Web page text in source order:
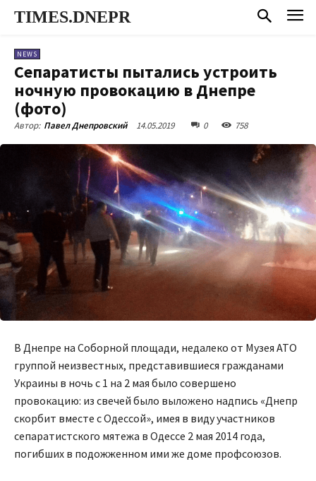
TIMES.DNEPR
NEWS
Сепаратисты пытались устроить
ночную провокацию в Днепре
(фото)
Автор: Павел Днепровский 14.05.2019 0 758
В Днепре на Соборной площади, недалеко от Музея АТО
группой неизвестных, представившиеся гражданами
Украины в ночь с 1 на 2 мая было совершено
провокацию: из свечей было выложено надпись «Днепр
скорбит вместе с Одессой», имея в виду участников
сепаратистского мятежа в Одессе 2 мая 2014 года,
погибших в подожженном ими же доме профсоюзов.